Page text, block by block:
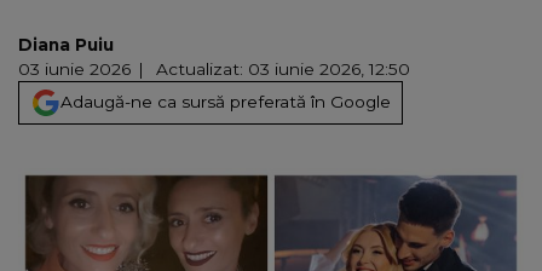
Diana Puiu
03 iunie 2026
Actualizat: 03 iunie 2026, 12:50
Adaugă-ne ca sursă preferată în Google